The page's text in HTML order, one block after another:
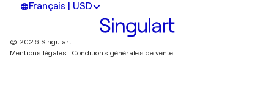
Français | USD
© 2026 Singulart
Mentions légales. Conditions générales de vente